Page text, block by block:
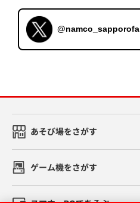
@namco_sapporofa
あそび場をさがす
ゲーム機をさがす